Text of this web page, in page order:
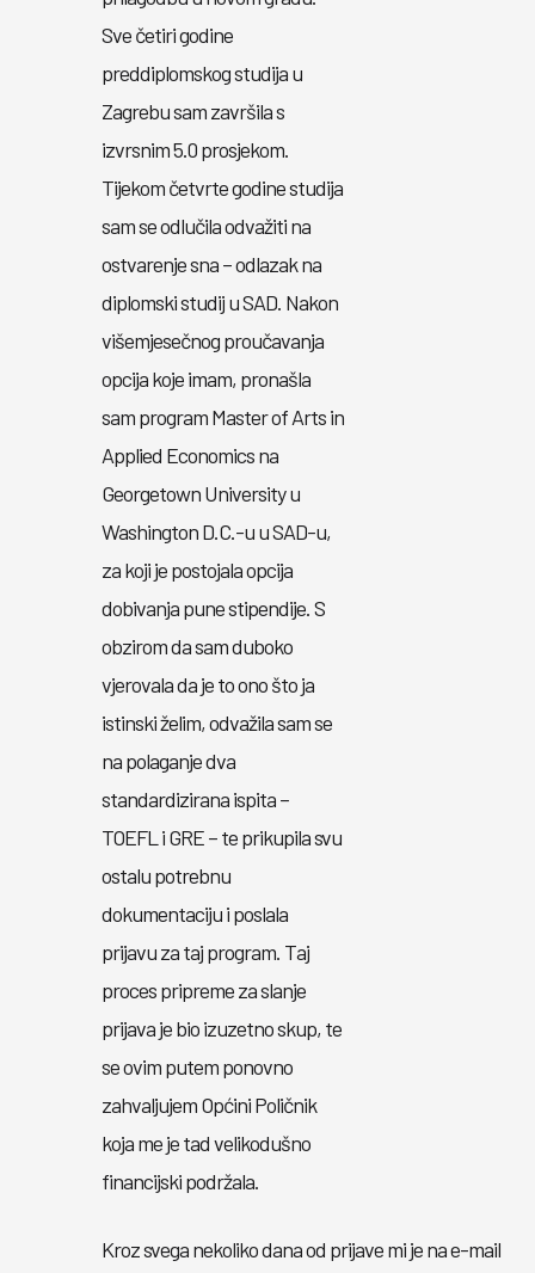
Sve četiri godine
preddiplomskog studija u
Zagrebu sam završila s
izvrsnim 5.0 prosjekom.
Tijekom četvrte godine studija
sam se odlučila odvažiti na
ostvarenje sna – odlazak na
diplomski studij u SAD. Nakon
višemjesečnog proučavanja
opcija koje imam, pronašla
sam program Master of Arts in
Applied Economics na
Georgetown University u
Washington D.C.-u u SAD-u,
za koji je postojala opcija
dobivanja pune stipendije. S
obzirom da sam duboko
vjerovala da je to ono što ja
istinski želim, odvažila sam se
na polaganje dva
standardizirana ispita –
TOEFL i GRE – te prikupila svu
ostalu potrebnu
dokumentaciju i poslala
prijavu za taj program. Taj
proces pripreme za slanje
prijava je bio izuzetno skup, te
se ovim putem ponovno
zahvaljujem Općini Poličnik
koja me je tad velikodušno
financijski podržala.
Kroz svega nekoliko dana od prijave mi je na e-mail